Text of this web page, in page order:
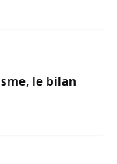
le bilan